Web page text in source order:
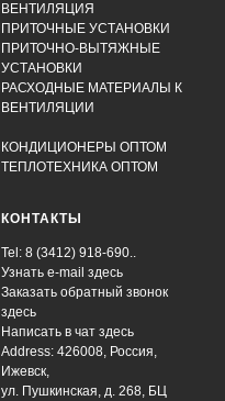
ВЕНТИЛЯЦИЯ
ПРИТОЧНЫЕ УСТАНОВКИ
ПРИТОЧНО-ВЫТЯЖНЫЕ
УСТАНОВКИ
РАСХОДНЫЕ МАТЕРИАЛЫ К
ВЕНТИЛЯЦИИ
КОНДИЦИОНЕРЫ ОПТОМ
ТЕПЛОТЕХНИКА ОПТОМ
КОНТАКТЫ
Tel: 8 (3412) 918-690..
Узнать e-mail здесь
Заказать обратный звонок
здесь
Написать в чат здесь
Address: 426008, Россия,
Ижевск,
ул. Пушкинская, д. 268, БЦ